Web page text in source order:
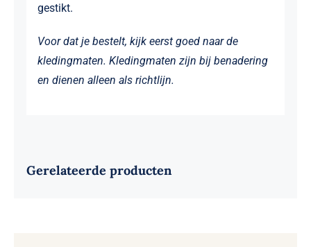
gestikt.
Voor dat je bestelt, kijk eerst goed naar de
kledingmaten. Kledingmaten zijn bij benadering
en dienen alleen als richtlijn.
Gerelateerde producten